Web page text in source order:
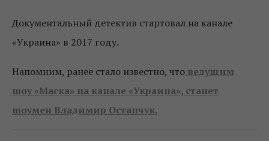
Документальный детектив стартовал на канале
«Украина» в 2017 году.
Напомним, ранее стало известно, что ведущим
шоу «Маска» на канале «Украина», станет
шоумен Владимир Остапчук.